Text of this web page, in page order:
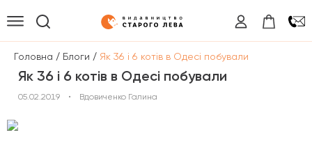
Головна / Блоги / Як 36 і 6 котів в Одесі побували
Як 36 і 6 котів в Одесі побували
05.02.2019 • Вдовиченко Галина